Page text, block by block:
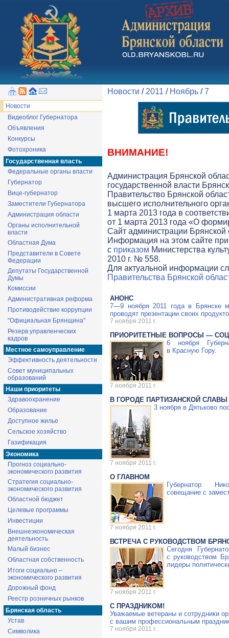
Новости
Видеоблог Губернатора
Объявления
Конкурсы
Фотохроника
Государственная власть
Федеральные органы власти
Губернатор
Вице-губернатор
Заместители Губернатора
Администрация области
Органы исполнительной
власти
Областная Дума
Представители в Совете
Федерации
Депутаты Государственной
Думы
Комиссии
Административная реформа
Противодействие коррупции
"Официальная Брянщина"
Резерв управленческих
кадров
Местное самоуправление
Эффективность деятельности
Совет муниципальных
образований
Наши приоритеты
Здравоохранение
Образование
Доступное жилье
Сельское хозяйство
Газификация
Экономика
Прогноз социально-
экономического развития
Стратегия социально-
экономического развития
Областной бюджет
Целевые программы
Инвестиции
Внешнеэкономическая
деятельность
Малый бизнес
Областная собственность
Итоги социально –
экономического развития
Дорожный фонд
Реестр розничных рынков
Брянская область
Устав
Символика
Новости / 2011 / Ноябрь /7
ВНИМАНИЕ!
Администрация Брянской
государственной власти
Правительство Брянской
высшего исполнительного
1 марта 2013 года в
от 1 марта 2013 года «О
Cайт администрации Брянской
Информация на этом сайте
с приказом Министерства
2010 г. № 558.
Для актуальной информации
Правительства Брянской
АНОНС
7—9 ноября2011 года в Брянске
проводят презентации своих
7 ноября 2011 г.
ПРИОРИТЕТНЫЕ ВОПРОСЫ —
6 ноября
в Красную Гору.
7 ноября 2011 г.
В ГОРОДЕ ПАРТИЗАНСКОЙ СЛАВЫ
3 ноября в Дятьково
7 ноября 2011 г.
О ГЛАВНОМ
Губернатор
совещание с
7 ноября 2011 г.
ВСТРЕЧА С РУКОВОДСТВОМ
Сегодня
с руководством
лидеры
7 ноября 2011 г.
C ПРАЗДНИКОМ!
Уважаемые ветераны и сотрудники
с вашим профессиональным
7 ноября 2011 г.